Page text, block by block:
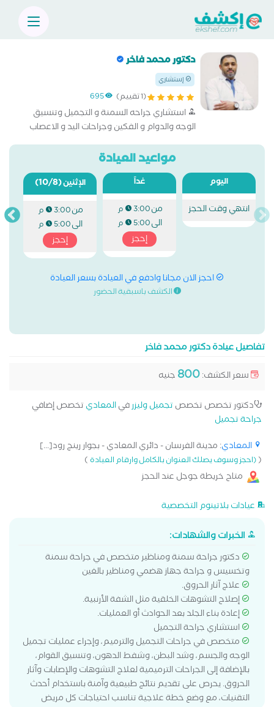
دكتور محمد فاخر
إستشاري
(1 تقييم) 695
استشاري جراحه السمنة و التجميل وتنسيق
الوجه والدوام و الفكين وجراحات اليد و الاعصاب
الطرفيه.
مواعيد العيادة
اليوم
انتهي وقت الحجز
غداً
من3:00 م
الى5:00 م
إحجز
الإثنين(10/8)
من3:00 م
الى5:00 م
إحجز
احجز الان مجانا وادفع في العيادة بسعر العيادة
الكشف باسبقية الحضور
تفاصيل عيادة دكتور محمد فاخر
سعر الكشف:800 جنيه
دكتور تخصص تخصص تجميل وليزرفيالمعادي تخصص إضافي
جراحة تجميل
المعادي: مدينة الفرسان - دائري المعادي - بجوار رينج رود[...]
((احجز وسوف يصلك العنوان بالكامل وارقام العيادة)
متاح خريطة جوجل عند الحجز
عيادات بلاتينوم التخصصية
الخبرات والشهادات:
دكتور جراحة سمنة ومناظير متخصص في جراحة سمنة
وتخسيس و جراحة جهاز هضمي ومناظير بالغين
علاج آثار الحروق.
إصلاح التشوهات الخلقية مثل الشفة الأرنبية.
إعادة بناء الجلد بعد الحوادث أو العمليات.
استشاري جراحة التجميل
متخصص في جراحات التجميل والترميم، وإجراء عمليات تجميل
الوجه والجسم، وشد البطن، وشفط الدهون، وتنسيق القوام،
بالإضافة إلى الجراحات الترميمية لعلاج التشوهات والإصابات وآثار
الحروق. يحرص على تقديم نتائج طبيعية وآمنة باستخدام أحدث
التقنيات، مع وضع خطة علاجية تناسب احتياجات كل مريض